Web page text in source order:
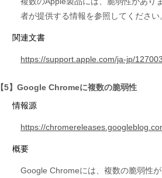
者が提供する情報を参照してください
関連文書
https://support.apple.com/ja-jp/127003
【5】Google Chromeに複数の脆弱性
情報源
https://
概要
Google Chromeには、複数の脆弱性